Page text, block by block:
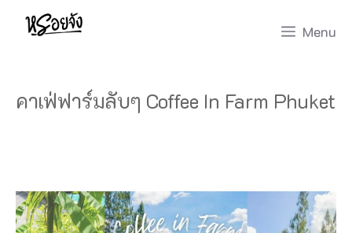
Skip
Menu
คาเฟ่ฟาร์มลับๆ Coffee In Farm Phuket